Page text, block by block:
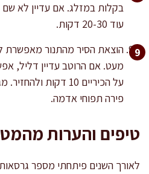
בקלות במזלג. אם עדיין לא
עוד 20-30 דקות.
הוצאת הסיר מהתנור מאפשרת
מעט. אם הרוטב עדיין דליל,
על הכיריים 10 דקות
פירה תפוחי אדמה.
טיפים והערות
לאורך השנים פיתחתי מספר